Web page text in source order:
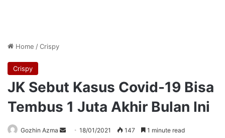
Home /Crispy
Crispy
JK Sebut Kasus Covid-19 Bisa
Tembus 1 Juta Akhir Bulan Ini
Gozhin Azma
Send18/01/2021 147 1 minute read